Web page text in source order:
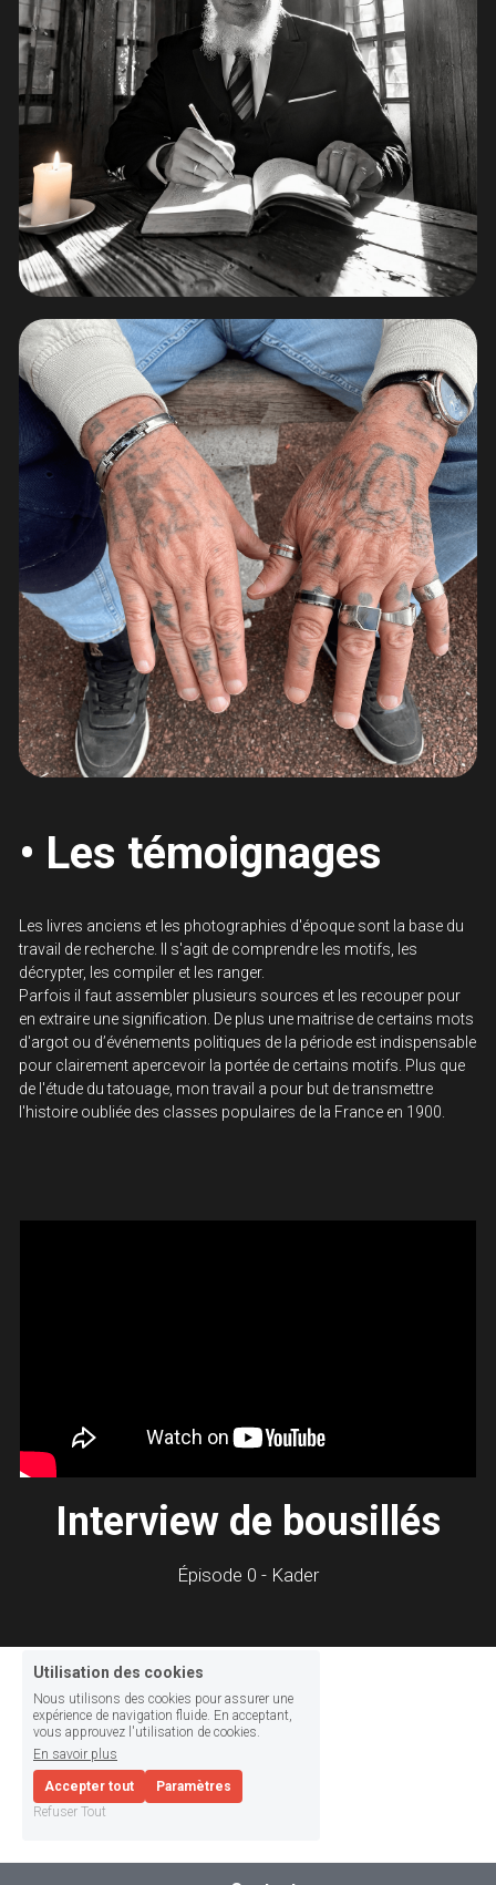
• Les témoignages
Les livres anciens et les photographies d'époque sont la base du
travail de recherche. Il s'agit de comprendre les motifs, les
décrypter, les compiler et les ranger.
Parfois il faut assembler plusieurs sources et les recouper pour
en extraire une signification. De plus une maitrise de certains mots
d'argot ou d’événements politiques de la période est indispensable
pour clairement apercevoir la portée de certains motifs. Plus que
de l'étude du tatouage, mon travail a pour but de transmettre
l'histoire oubliée des classes populaires de la France en 1900.
Interview de bousillés
Épisode 0 - Kader
Utilisation des cookies
Nous utilisons des cookies pour assurer une
expérience de navigation fluide. En acceptant,
vous approuvez l'utilisation de cookies.
En savoir plus
Accepter tout
Paramètres
Refuser Tout